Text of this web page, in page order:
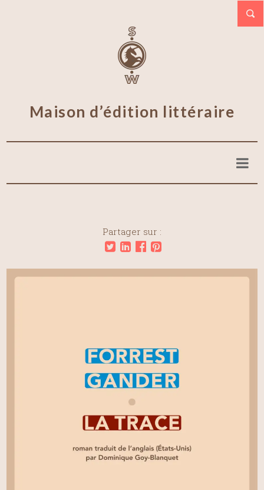
Maison d’édition littéraire
Partager sur :